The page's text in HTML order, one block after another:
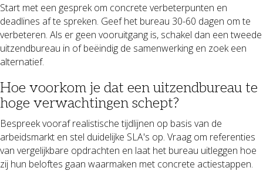
Start met een gesprek om concrete verbeterpunten en
deadlines af te spreken. Geef het bureau 30-60 dagen om te
verbeteren. Als er geen vooruitgang is, schakel dan een tweede
uitzendbureau in of beëindig de samenwerking en zoek een
alternatief.
Hoe voorkom je dat een uitzendbureau te
hoge verwachtingen schept?
Bespreek vooraf realistische tijdlijnen op basis van de
arbeidsmarkt en stel duidelijke SLA's op. Vraag om referenties
van vergelijkbare opdrachten en laat het bureau uitleggen hoe
zij hun beloftes gaan waarmaken met concrete actiestappen.